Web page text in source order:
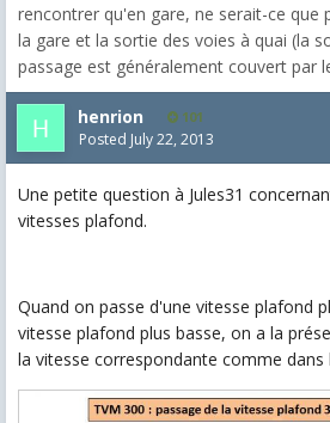
rencontrer qu'en gare, ne serait-ce que
la gare et la sortie des voies à quai (la
passage est généralement couvert par
henrion 101
Posted July 22, 2013
Une petite question à Jules31
vitesses plafond.
Quand on passe d'une vitesse plafond
vitesse plafond plus basse, on a la
la vitesse correspondante comme dans